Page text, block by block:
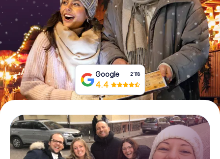
Tickets buchen
Gutscheine bestellen
Google 2‘118
4.4